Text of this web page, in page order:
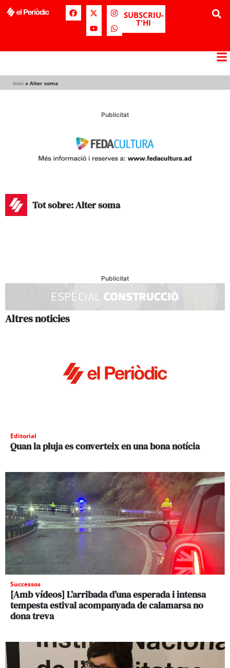
SUBSCRIU-
T'HI
Inici » Alter soma
Publicitat
Tot sobre: Alter soma
Publicitat
Altres noticies
Editorial
Quan la pluja es converteix en una bona notícia
Successos
[Amb vídeos] L’arribada d’una esperada i intensa
tempesta estival acompanyada de calamarsa no
dona treva